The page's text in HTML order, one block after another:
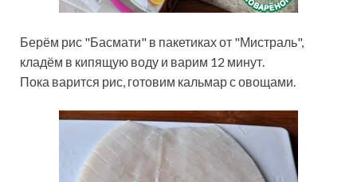
Берём рис "Басмати" в пакетиках от "Мистраль",
кладём в кипящую воду и варим 12 минут.
Пока варится рис, готовим кальмар с овощами.